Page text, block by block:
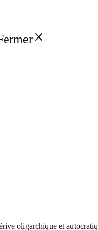
oligarchique et